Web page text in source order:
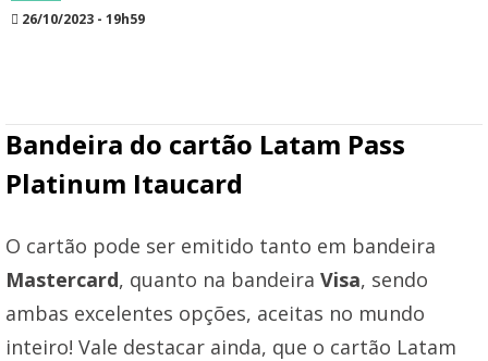
26/10/2023 - 19h59
Bandeira do cartão Latam Pass
Platinum Itaucard
O cartão pode ser emitido tanto em bandeira
Mastercard, quanto na bandeira Visa, sendo
ambas excelentes opções, aceitas no mundo
inteiro! Vale destacar ainda, que o cartão Latam